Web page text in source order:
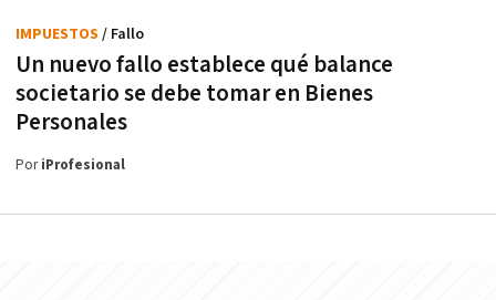
Un nuevo fallo establece qué balance
societario se debe tomar en Bienes
Personales
IMPUESTOS / Fallo
PoriProfesional